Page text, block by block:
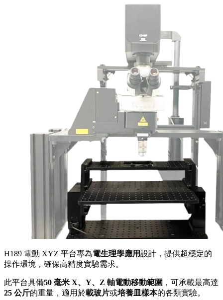
H189 電動 XYZ 平台專為電生理學應用設計，提供超穩定的
操作環境，確保高精度實驗需求。
此平台具備50 毫米 X、Y、Z 軸電動移動範圍 ，可承載最高達
25 公斤的重量，適用於載玻片或培養皿樣本的各類實驗。